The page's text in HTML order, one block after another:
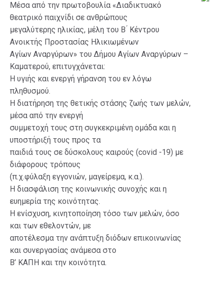
Μέσα από την πρωτοβουλία «Διαδικτυακό
θεατρικό παιχνίδι σε ανθρώπους
μεγαλύτερης ηλικίας, μέλη του Β ́ Κέντρου
Ανοικτής Προστασίας Ηλικιωμένων
Αγίων Αναργύρων» του Δήμου Αγίων Αναργύρων –
Καματερού, επιτυγχάνεται:
Η υγιής και ενεργή γήρανση του εν λόγω
πληθυσμού.
Η διατήρηση της θετικής στάσης ζωής των μελών,
μέσα από την ενεργή
συμμετοχή τους στη συγκεκριμένη ομάδα και η
υποστήριξή τους προς τα
παιδιά τους σε δύσκολους καιρούς (covid -19) με
διάφορους τρόπους
(π.χ.φύλαξη εγγονιών, μαγείρεμα, κ.α.).
Η διασφάλιση της κοινωνικής συνοχής και η
ευημερία της κοινότητας.
Η ενίσχυση, κινητοποίηση τόσο των μελών, όσο
και των εθελοντών, με
αποτέλεσμα την ανάπτυξη διόδων επικοινωνίας
και συνεργασίας ανάμεσα στο
Β’ ΚΑΠΗ και την κοινότητα.